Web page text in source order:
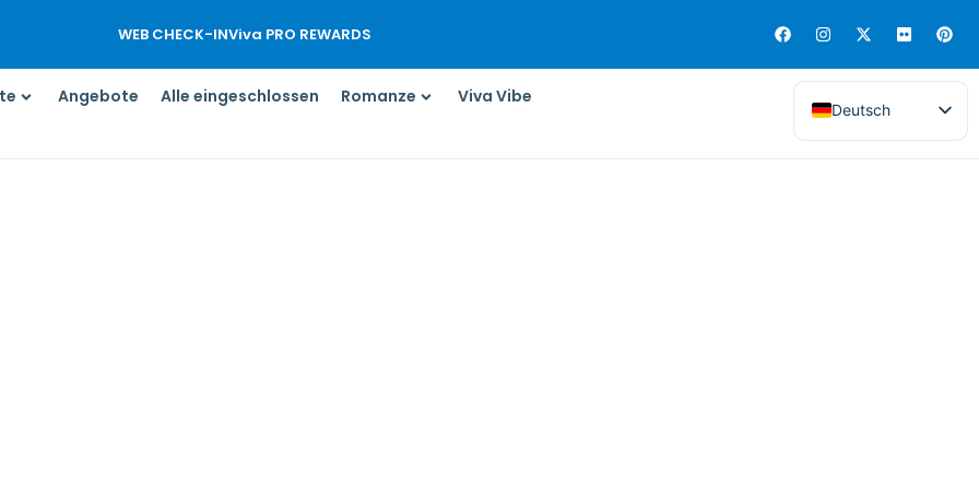
WEB CHECK-INViva PRO REWARDS
Angebote Alle eingeschlossen Romanze Viva Vibe
Deutsch